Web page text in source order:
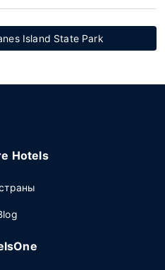
Island State Park
Hotels